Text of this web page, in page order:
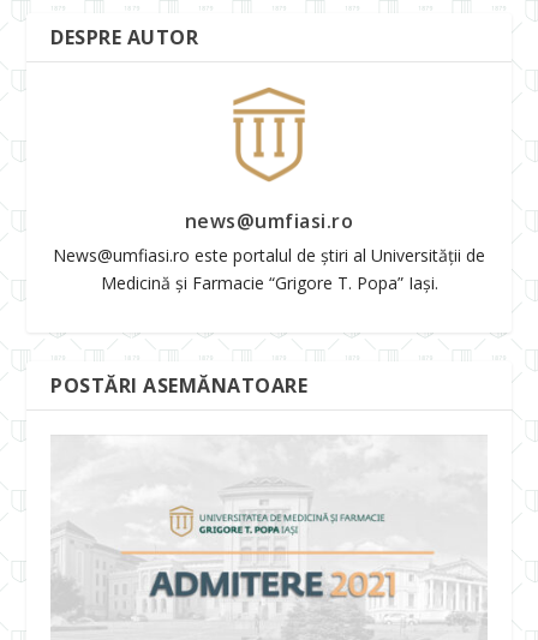
DESPRE AUTOR
news@umfiasi.ro
News@umfiasi.ro este portalul de știri al Universității de
Medicină și Farmacie “Grigore T. Popa” Iași.
POSTĂRI ASEMĂNATOARE